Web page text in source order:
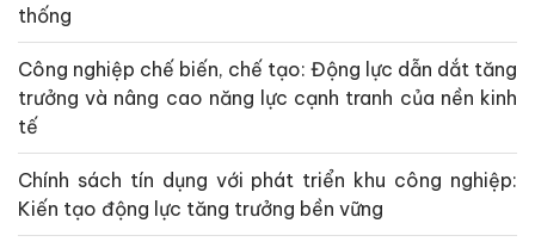
thống
Công nghiệp chế biến, chế tạo: Động lực dẫn dắt tăng
trưởng và nâng cao năng lực cạnh tranh của nền kinh
tế
Chính sách tín dụng với phát triển khu công nghiệp:
Kiến tạo động lực tăng trưởng bền vững